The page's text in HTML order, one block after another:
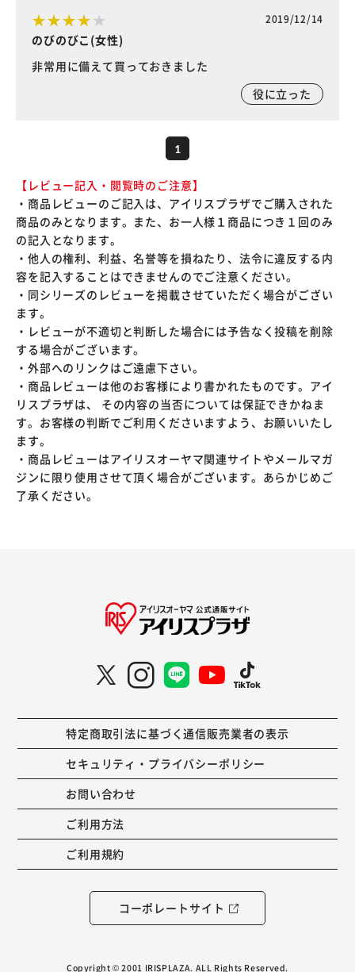
2019/12/14
のびのびこ(女性)
非常用に備えて買っておきました
役に立った
1
【レビュー記入・閲覧時のご注意】
・商品レビューのご記入は、アイリスプラザでご購入された
商品のみとなります。また、お一人様１商品につき１回のみ
の記入となります。
・他人の権利、利益、名誉等を損ねたり、法令に違反する内
容を記入することはできませんのでご注意ください。
・同シリーズのレビューを掲載させていただく場合がござい
ます。
・レビューが不適切と判断した場合には予告なく投稿を削除
する場合がございます。
・外部へのリンクはご遠慮下さい。
・商品レビューは他のお客様により書かれたものです。アイ
リスプラザは、 その内容の当否については保証できかねま
す。お客様の判断でご利用くださいますよう、お願いいたし
ます。
・商品レビューはアイリスオーヤマ関連サイトやメールマガ
ジンに限り使用させて頂く場合がございます。あらかじめご
了承ください。
特定商取引法に基づく通信販売業者の表示
セキュリティ・プライバシーポリシー
お問い合わせ
ご利用方法
ご利用規約
コーポレートサイト
Copyright © 2001 IRISPLAZA. ALL Rights Reserved.